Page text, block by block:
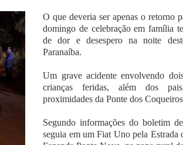
O que deveria ser apenas o retorno
domingo de celebração em família
de dor e desespero na noite
Paranaíba.
Um grave acidente envolvendo
crianças feridas, além dos
proximidades da Ponte dos
Segundo informações do boletim
seguia em um Fiat Uno pela Estrada